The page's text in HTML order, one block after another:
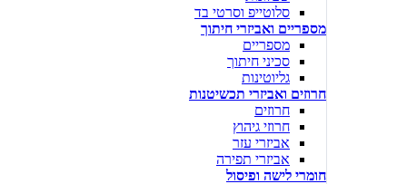
סלוטייפ וסרטי בד
מספריים ואביזרי חיתוך
מספריים
סכיני חיתוך
גליוטינות
חרוזים ואביזרי תכשיטנות
חרוזים
חרוזי גיהוץ
אביזרי עזר
אביזרי תפירה
חומרי לישה ופיסול